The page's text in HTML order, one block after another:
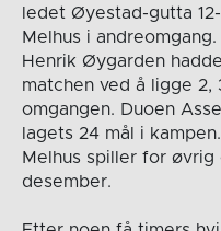
ledet Øyestad-gutta
Melhus i
Henrik Øygarden
matchen ved å ligge 2,
omgangen. Duoen
lagets 24 mål i kampen.
Melhus spiller for øvrig
desember.